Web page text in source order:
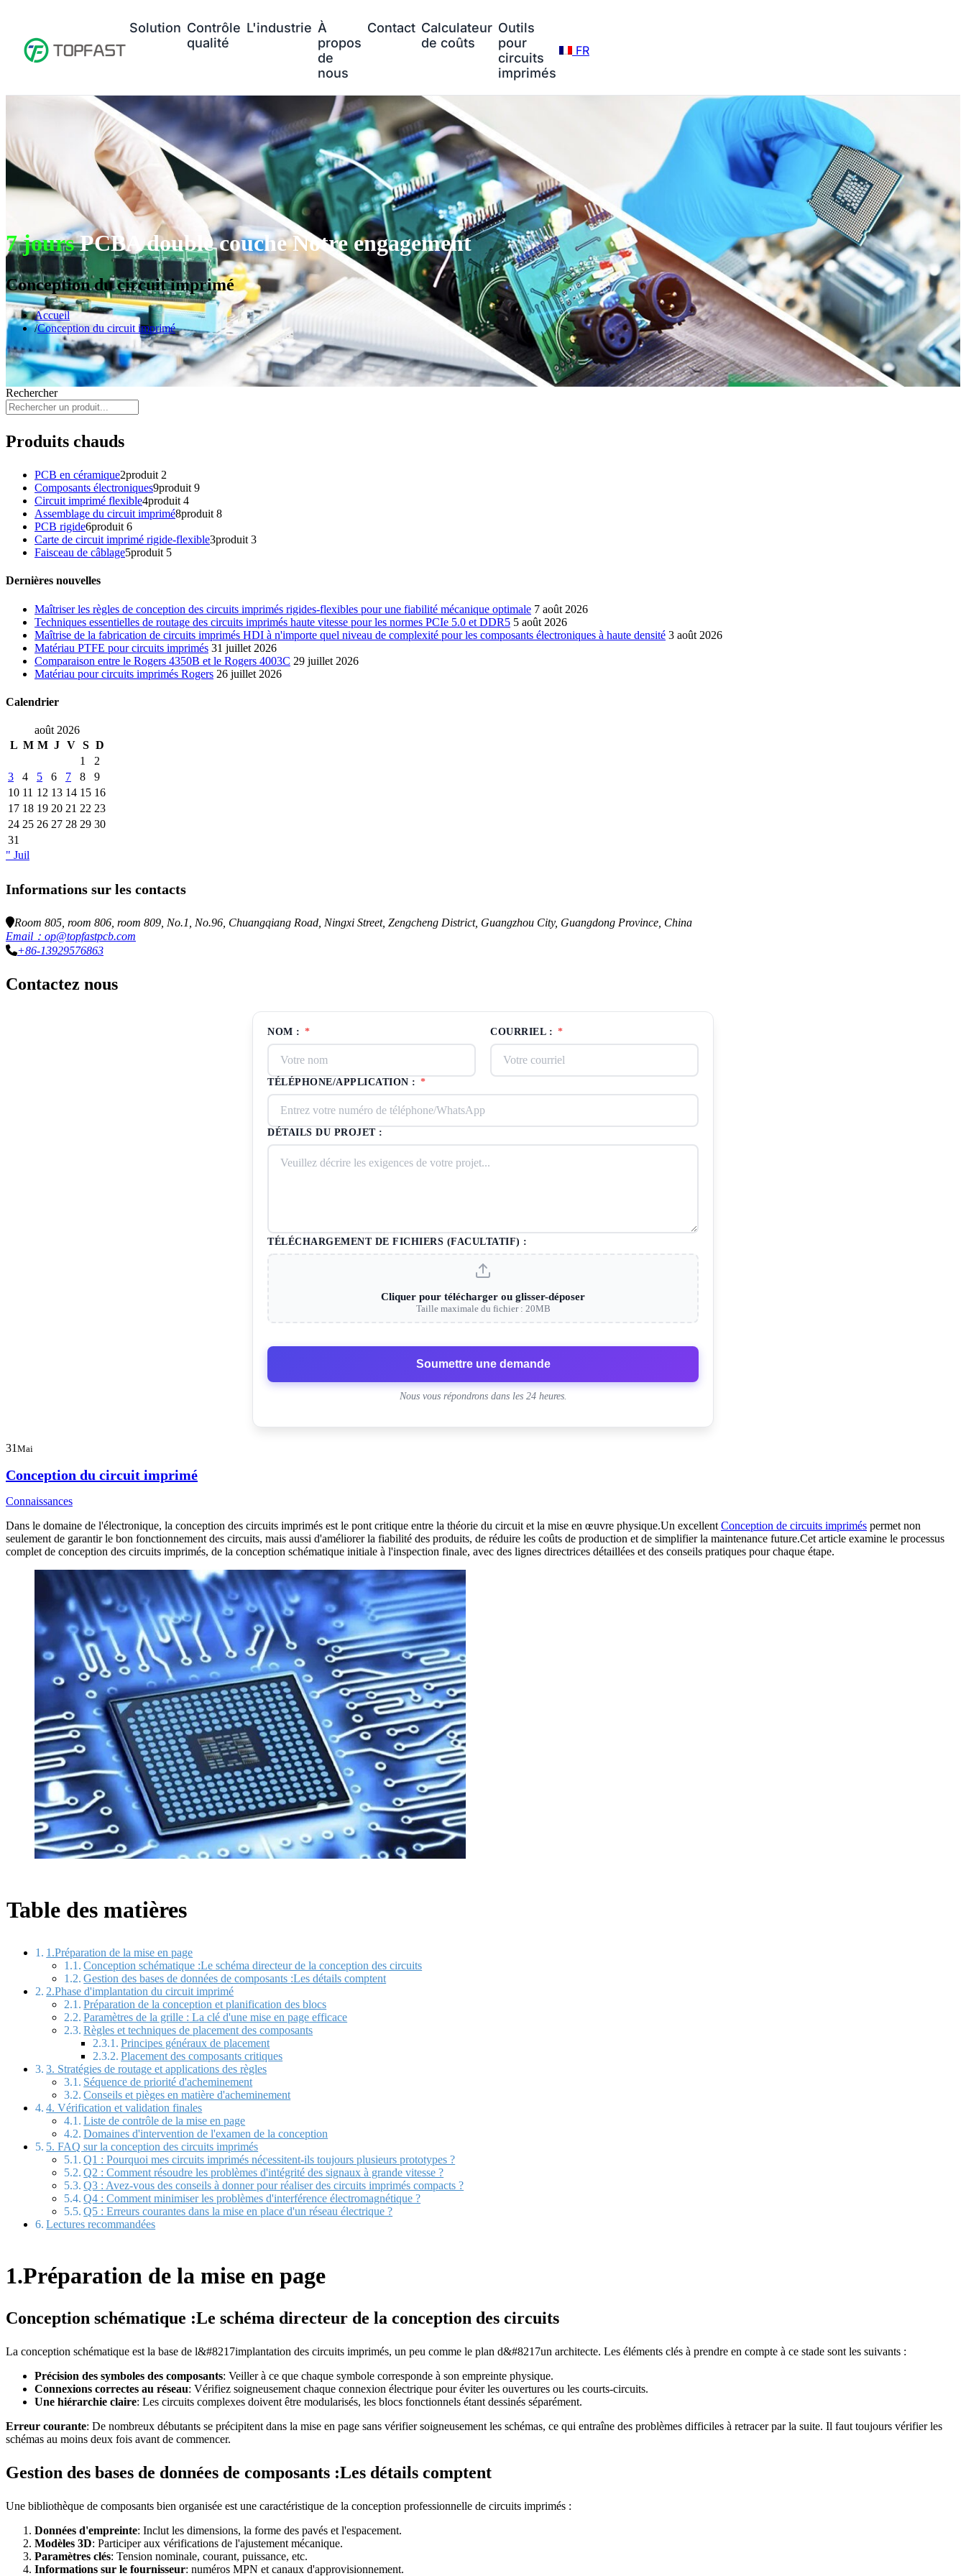
Solution Contrôle
qualité
L'industrie À
propos
de
nous
Contact Calculateur
de coûts
Outils
pour
circuits
imprimés
FR
7 joursPCBA double couche Notre engagement
Conception du circuit imprimé
Accueil
Conception du circuit imprimé
Rechercher
Produits chauds
PCB en céramique2produit 2
Composants électroniques9produit 9
Circuit imprimé flexible4produit 4
Assemblage du circuit imprimé8produit 8
PCB rigide6produit 6
Carte de circuit imprimé rigide-flexible3produit 3
Faisceau de câblage5produit 5
Dernières nouvelles
Maîtriser les règles de conception des circuits imprimés rigides-flexibles pour une fiabilité mécanique optimale 7 août 2026
Techniques essentielles de routage des circuits imprimés haute vitesse pour les normes PCIe 5.0 et DDR5 5 août 2026
Maîtrise de la fabrication de circuits imprimés HDI à n'importe quel niveau de complexité pour les composants électroniques à haute densité 3 août 2026
Matériau PTFE pour circuits imprimés 31 juillet 2026
Comparaison entre le Rogers 4350B et le Rogers 4003C 29 juillet 2026
Matériau pour circuits imprimés Rogers 26 juillet 2026
Calendrier
août 2026
L M M J V S D
1
2
3
4 5 6 7 8
9
10 11 12 13 14 15 16
17 18 19 20 21 22 23
24 25 26 27 28 29 30
31
" Juil
Informations sur les contacts
Room 805, room 806, room 809, No.1, No.96, Chuangqiang Road, Ningxi Street, Zengcheng District, Guangzhou City, Guangdong Province, China
Email：op@topfastpcb.com
+86-13929576863
Contactez nous
NOM : * COURRIEL : *
TÉLÉPHONE/APPLICATION : *
DÉTAILS DU PROJET :
TÉLÉCHARGEMENT DE FICHIERS (FACULTATIF) :
Cliquer pour télécharger ou glisser-déposer
Taille maximale du fichier : 20MB
Soumettre une demande
Nous vous répondrons dans les 24 heures.
31 Mai
Conception du circuit imprimé
Connaissances
Dans le domaine de l'électronique, la conception des circuits imprimés est le pont critique entre la théorie du circuit et la mise en œuvre physique.Un excellentConception de circuits imprimés permet non
seulement de garantir le bon fonctionnement des circuits, mais aussi d'améliorer la fiabilité des produits, de réduire les coûts de production et de simplifier la maintenance future.Cet article examine le processus
complet de conception des circuits imprimés, de la conception schématique initiale à l'inspection finale, avec des lignes directrices détaillées et des conseils pratiques pour chaque étape.
Table des matières
1.Préparation de la mise en page
Conception schématique :Le schéma directeur de la conception des circuits
Gestion des bases de données de composants :Les détails comptent
2.Phase d'implantation du circuit imprimé
Préparation de la conception et planification des blocs
Paramètres de la grille : La clé d'une mise en page efficace
Règles et techniques de placement des composants
Principes généraux de placement
Placement des composants critiques
3. Stratégies de routage et applications des règles
Séquence de priorité d'acheminement
Conseils et pièges en matière d'acheminement
4. Vérification et validation finales
Liste de contrôle de la mise en page
Domaines d'intervention de l'examen de la conception
5. FAQ sur la conception des circuits imprimés
Q1 : Pourquoi mes circuits imprimés nécessitent-ils toujours plusieurs prototypes ?
Q2 : Comment résoudre les problèmes d'intégrité des signaux à grande vitesse ?
Q3 : Avez-vous des conseils à donner pour réaliser des circuits imprimés compacts ?
Q4 : Comment minimiser les problèmes d'interférence électromagnétique ?
Q5 : Erreurs courantes dans la mise en place d'un réseau électrique ?
Lectures recommandées
1.Préparation de la mise en page
Conception schématique :Le schéma directeur de la conception des circuits
La conception schématique est la base de l&#8217implantation des circuits imprimés, un peu comme le plan d&#8217un architecte. Les éléments clés à prendre en compte à ce stade sont les suivants :
Précision des symboles des composants: Veiller à ce que chaque symbole corresponde à son empreinte physique.
Connexions correctes au réseau: Vérifiez soigneusement chaque connexion électrique pour éviter les ouvertures ou les courts-circuits.
Une hiérarchie claire: Les circuits complexes doivent être modularisés, les blocs fonctionnels étant dessinés séparément.
Erreur courante: De nombreux débutants se précipitent dans la mise en page sans vérifier soigneusement les schémas, ce qui entraîne des problèmes difficiles à retracer par la suite. Il faut toujours vérifier les
schémas au moins deux fois avant de commencer.
Gestion des bases de données de composants :Les détails comptent
Une bibliothèque de composants bien organisée est une caractéristique de la conception professionnelle de circuits imprimés :
Données d'empreinte: Inclut les dimensions, la forme des pavés et l'espacement.
Modèles 3D: Participer aux vérifications de l'ajustement mécanique.
Paramètres clés: Tension nominale, courant, puissance, etc.
Informations sur le fournisseur: numéros MPN et canaux d'approvisionnement.